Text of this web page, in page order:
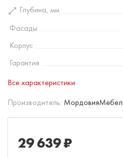
Глубина, мм
Фасады
Корпус
Гарантия
Все характеристики
Производитель:
29 639 ₽